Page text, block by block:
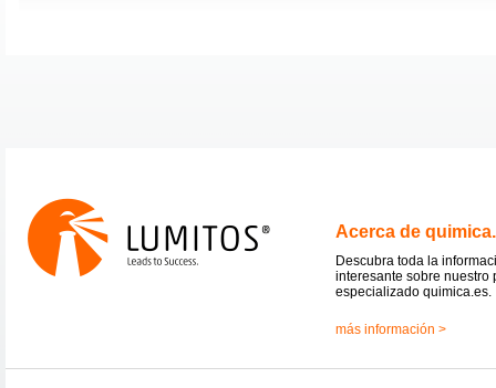
Acerca de
Descubra toda la
interesante sobre nuestro
especializado quimica.es.
más información >